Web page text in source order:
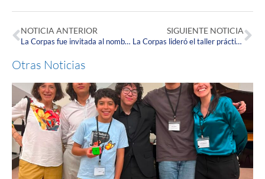
NOTICIA ANTERIOR
La Corpas fue invitada al nombramiento del escritor Pablo Montoya Campuzano como miembro de número de la Academia Colombiana de la Lengua
SIGUIENTE NOTICIA
La Corpas lideró el taller práctico en ACOP en el marco de la iniciativa interinstitucional Framing Peace
Otras Noticias